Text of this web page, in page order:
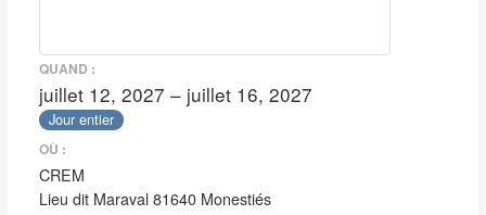
QUAND :
juillet 12, 2027 – juillet 16, 2027
Jour entier
OÙ :
CREM
Lieu dit Maraval 81640 Monestiés